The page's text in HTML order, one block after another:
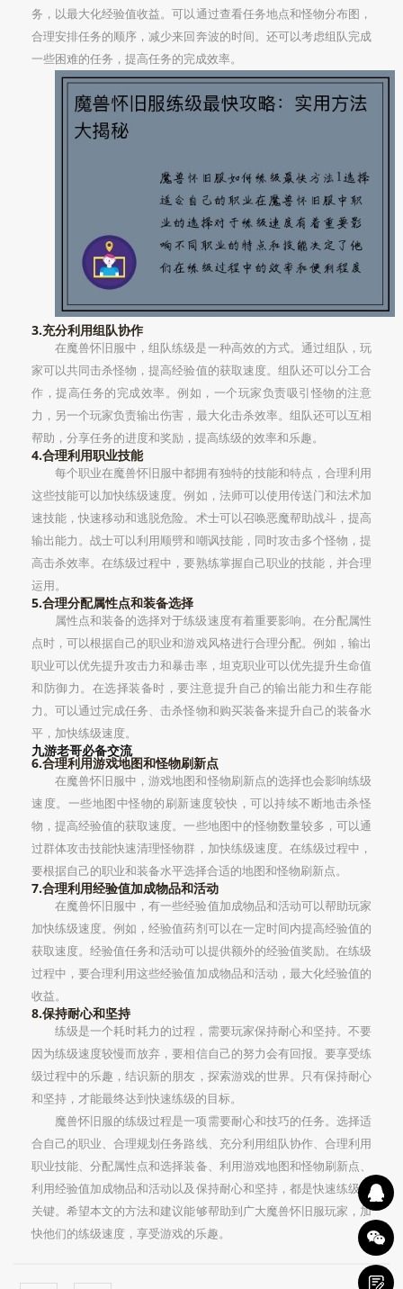
务，以最大化经验值收益。可以通过查看任务地点和怪物分布图，
合理安排任务的顺序，减少来回奔波的时间。还可以考虑组队完成
一些困难的任务，提高任务的完成效率。
3.充分利用组队协作
在魔兽怀旧服中，组队练级是一种高效的方式。通过组队，玩
家可以共同击杀怪物，提高经验值的获取速度。组队还可以分工合
作，提高任务的完成效率。例如，一个玩家负责吸引怪物的注意
力，另一个玩家负责输出伤害，最大化击杀效率。组队还可以互相
帮助，分享任务的进度和奖励，提高练级的效率和乐趣。
4.合理利用职业技能
每个职业在魔兽怀旧服中都拥有独特的技能和特点，合理利用
这些技能可以加快练级速度。例如，法师可以使用传送门和法术加
速技能，快速移动和逃脱危险。术士可以召唤恶魔帮助战斗，提高
输出能力。战士可以利用顺劈和嘲讽技能，同时攻击多个怪物，提
高击杀效率。在练级过程中，要熟练掌握自己职业的技能，并合理
运用。
5.合理分配属性点和装备选择
属性点和装备的选择对于练级速度有着重要影响。在分配属性
点时，可以根据自己的职业和游戏风格进行合理分配。例如，输出
职业可以优先提升攻击力和暴击率，坦克职业可以优先提升生命值
和防御力。在选择装备时，要注意提升自己的输出能力和生存能
力。可以通过完成任务、击杀怪物和购买装备来提升自己的装备水
平，加快练级速度。
九游老哥必备交流
6.合理利用游戏地图和怪物刷新点
在魔兽怀旧服中，游戏地图和怪物刷新点的选择也会影响练级
速度。一些地图中怪物的刷新速度较快，可以持续不断地击杀怪
物，提高经验值的获取速度。一些地图中的怪物数量较多，可以通
过群体攻击技能快速清理怪物群，加快练级速度。在练级过程中，
要根据自己的职业和装备水平选择合适的地图和怪物刷新点。
7.合理利用经验值加成物品和活动
在魔兽怀旧服中，有一些经验值加成物品和活动可以帮助玩家
加快练级速度。例如，经验值药剂可以在一定时间内提高经验值的
获取速度。经验值任务和活动可以提供额外的经验值奖励。在练级
过程中，要合理利用这些经验值加成物品和活动，最大化经验值的
收益。
8.保持耐心和坚持
练级是一个耗时耗力的过程，需要玩家保持耐心和坚持。不要
因为练级速度较慢而放弃，要相信自己的努力会有回报。要享受练
级过程中的乐趣，结识新的朋友，探索游戏的世界。只有保持耐心
和坚持，才能最终达到快速练级的目标。
魔兽怀旧服的练级过程是一项需要耐心和技巧的任务。选择适
合自己的职业、合理规划任务路线、充分利用组队协作、合理利用
职业技能、分配属性点和选择装备、利用游戏地图和怪物刷新点、
利用经验值加成物品和活动以及保持耐心和坚持，都是快速练级的
关键。希望本文的方法和建议能够帮助到广大魔兽怀旧服玩家，加
快他们的练级速度，享受游戏的乐趣。